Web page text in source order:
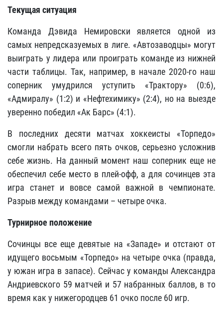
Текущая ситуация
Команда Дэвида Немировски является одной из
самых непредсказуемых в лиге. «Автозаводцы» могут
выиграть у лидера или проиграть команде из нижней
части таблицы. Так, например, в начале 2020-го наш
соперник умудрился уступить «Трактору» (0:6),
«Адмиралу» (1:2) и «Нефтехимику» (2:4), но на выезде
уверенно победил «Ак Барс» (4:1).
В последних десяти матчах хоккеисты «Торпедо»
смогли набрать всего пять очков, серьезно усложнив
себе жизнь. На данный момент наш соперник еще не
обеспечил себе место в плей-офф, а для сочинцев эта
игра станет и вовсе самой важной в чемпионате.
Разрыв между командами – четыре очка.
Турнирное положение
Сочинцы все еще девятые на «Западе» и отстают от
идущего восьмым «Торпедо» на четыре очка (правда,
у южан игра в запасе). Сейчас у команды Александра
Андриевского 59 матчей и 57 набранных баллов, в то
время как у нижегородцев 61 очко после 60 игр.